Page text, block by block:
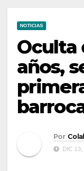
NOTICIAS
Oculta
años,
Por
DIC